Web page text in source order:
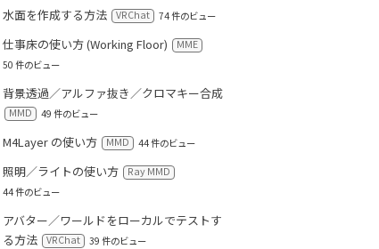
水面を作成する方法 VRChat 74 件のビュー
仕事床の使い方 (Working Floor)
MME
50 件のビュー
背景透過／アルファ抜き／クロマキー合成
MMD 49 件のビュー
M4Layer の使い方 MMD 44 件のビュー
照明／ライトの使い方
Ray MMD
44 件のビュー
アバター／ワールドをローカルでテストす
る方法
VRChat 39 件のビュー